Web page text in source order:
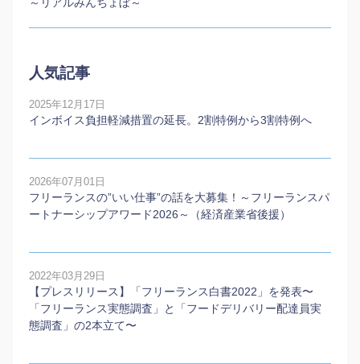
～リアルみんちょぼ～
人気記事
2025年12月17日
インボイス負担軽減措置の延長。2割特例から3割特例へ
2026年07月01日
フリーランスの”いい仕事”の話を大募集！～フリーランスパ
ートナーシップアワード2026～（経済産業省後援）
2022年03月29日
【プレスリリース】「フリーランス白書2022」を発表〜
「フリーランス実態調査」と「フードデリバリー配達員実
態調査」の2本⽴て〜